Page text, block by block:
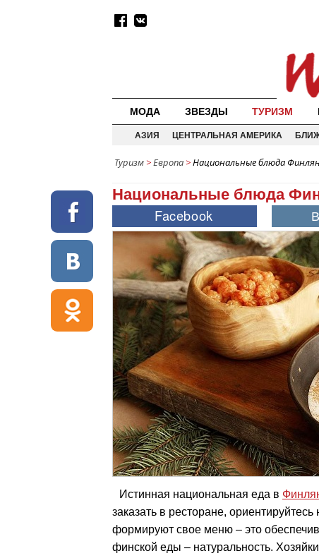
МОДА ЗВЕЗДЫ ТУРИЗМ
АЗИЯ ЦЕНТРАЛЬНАЯ АМЕРИКА
Туризм >Европа >Национальные блюда
Национальные блюда
Истинная национальная еда в
заказать в ресторане,
формируют свое меню – это
финской еды – натуральность.